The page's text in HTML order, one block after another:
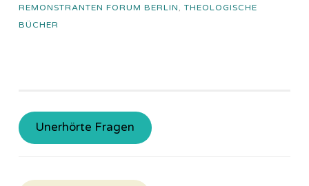
REMONSTRANTEN FORUM BERLIN, THEOLOGISCHE
BÜCHER
Unerhörte Fragen